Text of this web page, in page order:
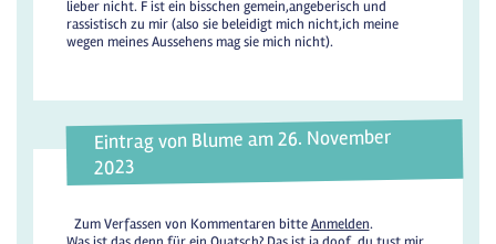
lieber nicht. F ist ein bisschen gemein,angeberisch und
rassistisch zu mir (also sie beleidigt mich nicht,ich meine
wegen meines Aussehens mag sie mich nicht).
Eintrag von Blume am 26. November
2023
Zum Verfassen von Kommentaren bitteAnmelden.